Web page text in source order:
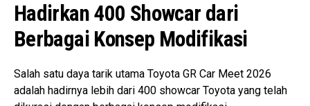
Hadirkan 400 Showcar dari
Berbagai Konsep Modifikasi
Salah satu daya tarik utama Toyota GR Car Meet 2026
adalah hadirnya lebih dari 400 showcar Toyota yang telah